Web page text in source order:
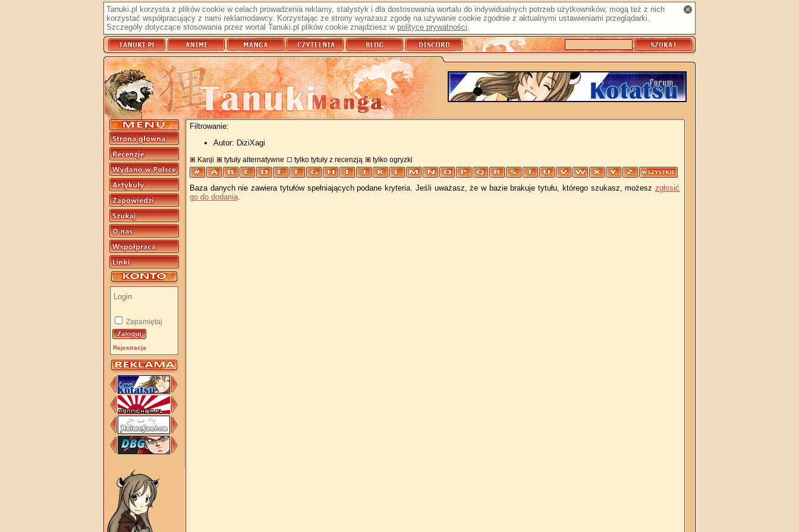
Tanuki.pl korzysta z plików cookie w celach prowadzenia reklamy, statystyk i dla dostosowania wortalu do indywidualnych potrzeb użytkowników, mogą też z nich
korzystać współpracujący z nami reklamodawcy. Korzystając ze strony wyrażasz zgodę na używanie cookie zgodnie z aktualnymi ustawieniami przeglądarki.
Szczegóły dotyczące stosowania przez wortal Tanuki.pl plików cookie znajdziesz w polityce prywatności.
Zapamiętaj
Rejestracja
Filtrowanie:
Autor: DiziXagi
Kanji tytuły alternatywne tylko tytuły z recenzją tylko ogryzki
Baza danych nie zawiera tytułów spełniających podane kryteria. Jeśli uważasz, że w bazie brakuje tytułu, którego szukasz, możesz zgłosić
go do dodania.